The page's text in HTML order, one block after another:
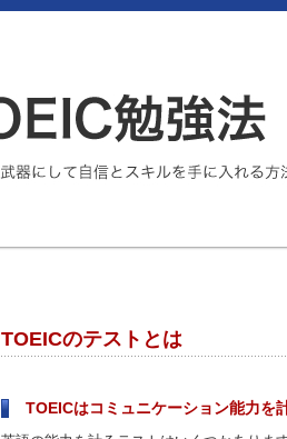
TOEICのテストとは
TOEICはコミュニケーション能力を